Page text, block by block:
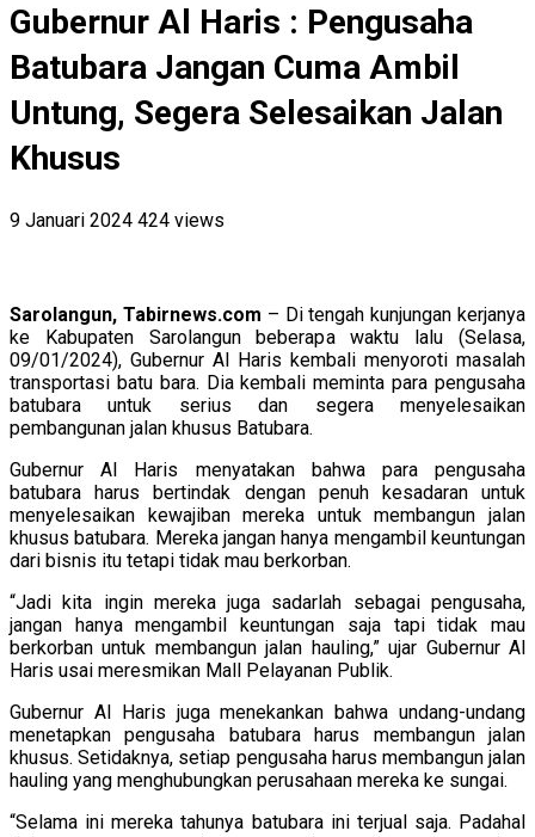
Gubernur Al Haris : Pengusaha
Batubara Jangan Cuma Ambil
Untung, Segera Selesaikan Jalan
Khusus
9 Januari 2024 424 views
Sarolangun, Tabirnews.com – Di tengah kunjungan kerjanya
ke Kabupaten Sarolangun beberapa waktu lalu (Selasa,
09/01/2024), Gubernur Al Haris kembali menyoroti masalah
transportasi batu bara. Dia kembali meminta para pengusaha
batubara untuk serius dan segera menyelesaikan
pembangunan jalan khusus Batubara.
Gubernur Al Haris menyatakan bahwa para pengusaha
batubara harus bertindak dengan penuh kesadaran untuk
menyelesaikan kewajiban mereka untuk membangun jalan
khusus batubara. Mereka jangan hanya mengambil keuntungan
dari bisnis itu tetapi tidak mau berkorban.
“Jadi kita ingin mereka juga sadarlah sebagai pengusaha,
jangan hanya mengambil keuntungan saja tapi tidak mau
berkorban untuk membangun jalan hauling,” ujar Gubernur Al
Haris usai meresmikan Mall Pelayanan Publik.
Gubernur Al Haris juga menekankan bahwa undang-undang
menetapkan pengusaha batubara harus membangun jalan
khusus. Setidaknya, setiap pengusaha harus membangun jalan
hauling yang menghubungkan perusahaan mereka ke sungai.
“Selama ini mereka tahunya batubara ini terjual saja. Padahal